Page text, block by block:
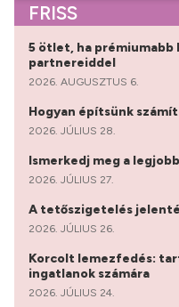
FRISS
5 ötlet, ha
partnereiddel
2026. AUGUSZTUS 6.
Hogyan építsünk
2026. JÚLIUS 28.
Ismerkedj meg a
2026. JÚLIUS 27.
A tetőszigetelés
2026. JÚLIUS 26.
Korcolt lemezfedés:
ingatlanok számára
2026. JÚLIUS 24.